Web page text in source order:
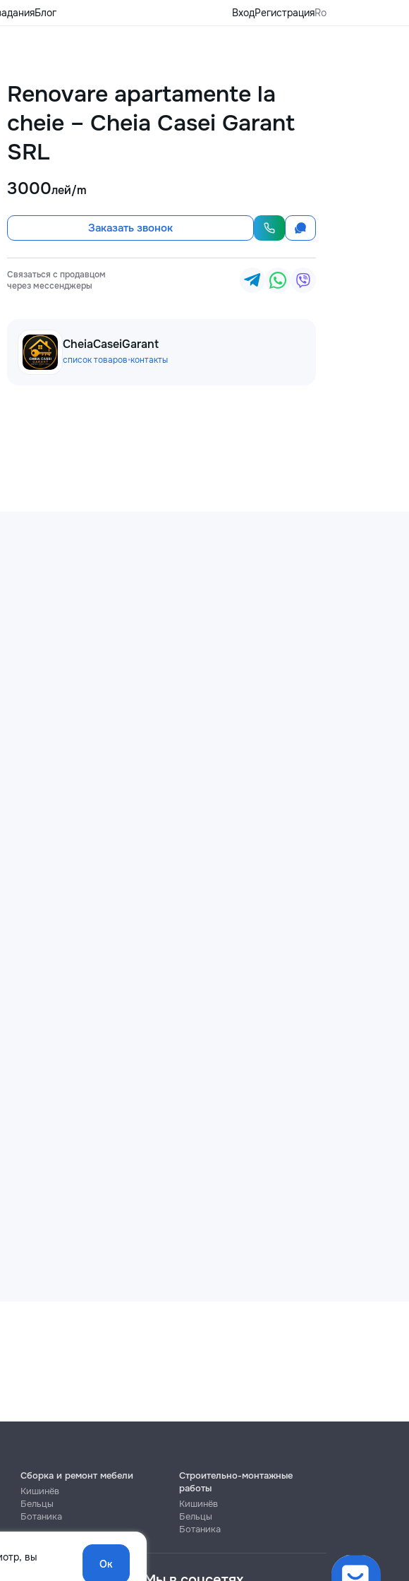
Блог ВходРегистрацияRo
Renovare apartamente la
cheie – Cheia Casei Garant
SRL
3000лей/m
Заказать звонок
Связаться с продавцом
через мессенджеры
CheiaCaseiGarant
список товаров•контакты
вы
Ок
Сборка и ремонт мебели
Кишинёв
Бельцы
Ботаника
Строительно-монтажные
работы
Кишинёв
Бельцы
Ботаника